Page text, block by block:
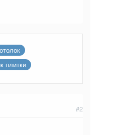
плитки
#2